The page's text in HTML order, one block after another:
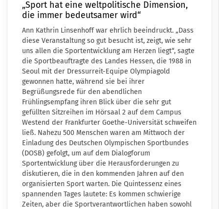
„Sport hat eine weltpolitische Dimension,
die immer bedeutsamer wird“
Ann Kathrin Linsenhoff war ehrlich beeindruckt. „Dass
diese Veranstaltung so gut besucht ist, zeigt, wie sehr
uns allen die Sportentwicklung am Herzen liegt“, sagte
die Sportbeauftragte des Landes Hessen, die 1988 in
Seoul mit der Dressurreit-Equipe Olympiagold
gewonnen hatte, während sie bei ihrer
Begrüßungsrede für den abendlichen
Frühlingsempfang ihren Blick über die sehr gut
gefüllten Sitzreihen im Hörsaal 2 auf dem Campus
Westend der Frankfurter Goethe-Universität schweifen
ließ. Nahezu 500 Menschen waren am Mittwoch der
Einladung des Deutschen Olympischen Sportbundes
(DOSB) gefolgt, um auf dem Dialogforum
Sportentwicklung über die Herausforderungen zu
diskutieren, die in den kommenden Jahren auf den
organisierten Sport warten. Die Quintessenz eines
spannenden Tages lautete: Es kommen schwierige
Zeiten, aber die Sportverantwortlichen haben sowohl